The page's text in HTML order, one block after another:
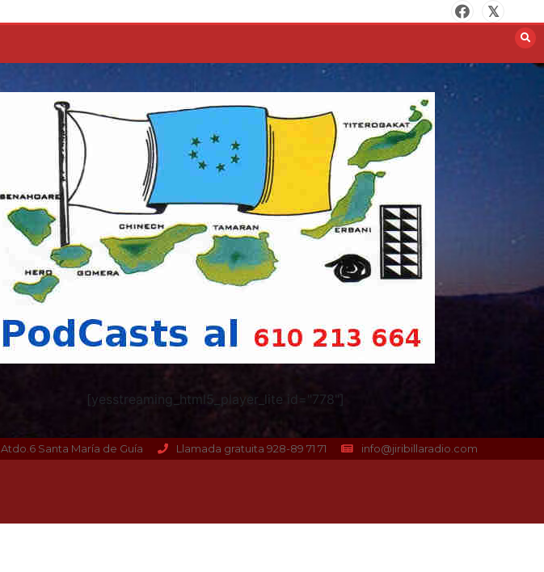
[yesstreaming_html5_player_lite id="778"]
Atdo.6 Santa María de Guía Llamada gratuita 928-89 71 71 info@jiribillaradio.com